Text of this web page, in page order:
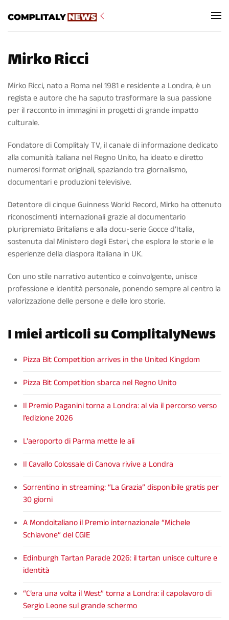
Mirko Ricci
Mirko Ricci, nato a Roma nel 1981 e residente a Londra, è un
regista e autore che ha saputo trasformare la sua passione
per il racconto in immagini in progetti di grande impatto
culturale.
Fondatore di Complitaly TV, il canale di informazione dedicato
alla comunità italiana nel Regno Unito, ha ideato e diretto
numerosi format originali, spaziando tra giornalismo,
documentari e produzioni televisive.
Detentore di cinque Guinness World Record, Mirko ha ottenuto
riconoscimenti internazionali grazie al documentario
pluripremiato Britalians e alla docu-serie Gocce d’Italia,
sostenuta dal Ministero degli Esteri, che esplora le storie e le
esperienze della diaspora italiana in UK.
Con uno stile narrativo autentico e coinvolgente, unisce
professione e identità personale, ponendo sempre al centro la
valorizzazione delle persone e delle loro storie.
I miei articoli su ComplitalyNews
Pizza Bit Competition arrives in the United Kingdom
Pizza Bit Competition sbarca nel Regno Unito
Il Premio Paganini torna a Londra: al via il percorso verso
l’edizione 2026
L'aeroporto di Parma mette le ali
Il Cavallo Colossale di Canova rivive a Londra
Sorrentino in streaming: “La Grazia” disponibile gratis per
30 giorni
A Mondoitaliano il Premio internazionale “Michele
Schiavone” del CGIE
Edinburgh Tartan Parade 2026: il tartan unisce culture e
identità
“C’era una volta il West” torna a Londra: il capolavoro di
Sergio Leone sul grande schermo